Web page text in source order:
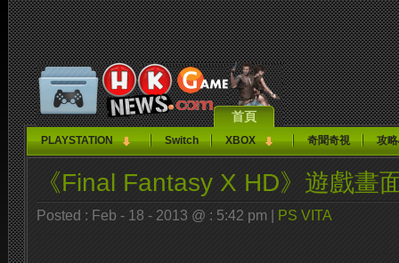
首頁
PLAYSTATION Switch XBOX 奇聞奇視 攻
《Final Fantasy X HD》遊戲畫
Posted : Feb - 18 - 2013 @ : 5:42 pm | PS VITA